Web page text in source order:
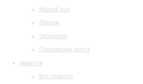
Малый зал
Лекции
Экскурсии
Пушкинская карта
Новости
Все новости